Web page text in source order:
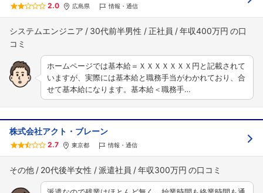
2.0 広島県 情報・通信
システムエンジニア 30代前半男性 正社員 年収400万円
ホームページでは基本給＝ＸＸＸＸＸＸＸ円と記載されて
いますが、実際には基本給と職務手当がわかれており、合
せて基本給になります。基本給＜職務手…
株式会社アクト・ブレーン
2.7 東京都 情報・通信
その他 20代後半女性 派遣社員 年収300万円